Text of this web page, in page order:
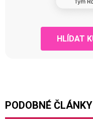
HLÍDAT
PODOBNÉ ČLÁNKY